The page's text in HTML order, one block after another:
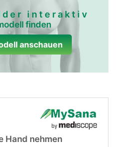
interaktiv
finden
anschauen
Hand nehmen